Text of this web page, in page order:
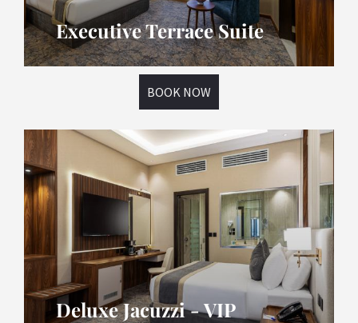
Executive Terrace Suite
BOOK NOW
Deluxe Jacuzzi - VIP